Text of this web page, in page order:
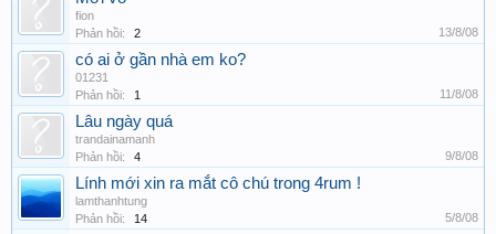
fion
Phản hồi:
2 13/8/08
có ai ở gần nhà em ko?
01231
Phản hồi:
1 11/8/08
Lâu ngày quá
trandainamanh
Phản hồi:
4 9/8/08
Lính mới xin ra mắt cô chú trong 4rum !
lamthanhtung
Phản hồi:
14 5/8/08